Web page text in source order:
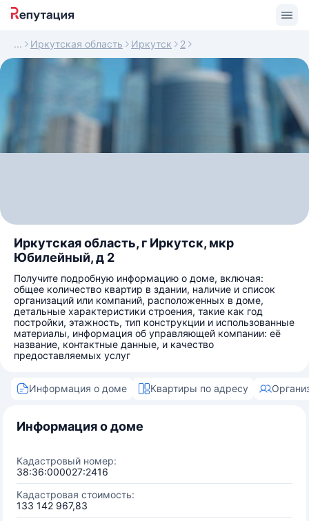
Иркутская область Иркутск 2
Иркутская область, г Иркутск, мкр
Юбилейный, д 2
Получите подробную информацию о доме, включая:
общее количество квартир в здании, наличие и список
организаций или компаний, расположенных в доме,
детальные характеристики строения, такие как год
постройки, этажность, тип конструкции и использованные
материалы, информация об управляющей компании: её
название, контактные данные, и качество
предоставляемых услуг
Информация о доме Квартиры по адресу
Информация о доме
Кадастровый номер:
38:36:000027:2416
Кадастровая стоимость:
133 142 967,83